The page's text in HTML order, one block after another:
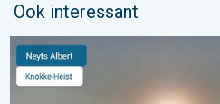
Ook interessant
De weerfoto van de week.